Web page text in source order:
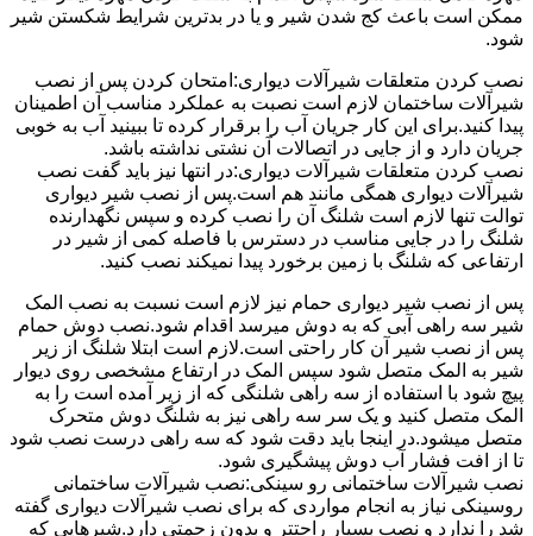
ممکن است باعث کج شدن شیر و یا در بدترین شرایط شکستن شیر
شود.
نصب کردن متعلقات شیرآلات دیواری:امتحان کردن پس از نصب
شیرآلات ساختمان لازم است نصبت به عملکرد مناسب آن اطمینان
پیدا کنید.برای این کار جریان آب را برقرار کرده تا ببینید آب به خوبی
جریان دارد و از جایی در اتصالات آن نشتی نداشته باشد.
نصب کردن متعلقات شیرآلات دیواری:در انتها نیز باید گفت نصب
شیرآلات دیواری همگی مانند هم است.پس از نصب شیر دیواری
توالت تنها لازم است شلنگ آن را نصب کرده و سپس نگهدارنده
شلنگ را در جایی مناسب در دسترس با فاصله کمی از شیر در
ارتفاعی که شلنگ با زمین برخورد پیدا نمیکند نصب کنید.
پس از نصب شیر دیواری حمام نیز لازم است نسبت به نصب المک
شیر سه راهی آبی که به دوش میرسد اقدام شود.نصب دوش حمام
پس از نصب شیر آن کار راحتی است.لازم است ابتلا شلنگ از زیر
شیر به المک متصل شود سپس المک در ارتفاع مشخصی روی دیوار
پیچ شود با استفاده از سه راهی شلنگی که از زیر آمده است را به
المک متصل کنید و یک سر سه راهی نیز به شلنگ دوش متحرک
متصل میشود.در اینجا باید دقت شود که سه راهی درست نصب شود
تا از افت فشار آب دوش پیشگیری شود.
نصب شیرآلات ساختمانی رو سینکی:نصب شیرآلات ساختمانی
روسینکی نیاز به انجام مواردی که برای نصب شیرآلات دیواری گفته
شد را ندارد و نصب بسیار راحتتر و بدون زحمتی دارد.شیرهایی که